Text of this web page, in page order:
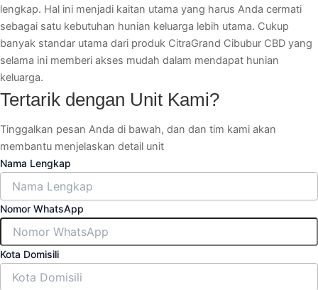
lengkap. Hal ini menjadi kaitan utama yang harus Anda cermati
sebagai satu kebutuhan hunian keluarga lebih utama. Cukup
banyak standar utama dari produk CitraGrand Cibubur CBD yang
selama ini memberi akses mudah dalam mendapat hunian
keluarga.
Tertarik dengan Unit Kami?
Tinggalkan pesan Anda di bawah, dan dan tim kami akan
membantu menjelaskan detail unit
Nama Lengkap
Nomor WhatsApp
Kota Domisili